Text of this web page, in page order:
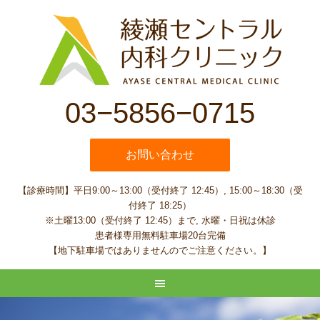
03−5856−0715
お問い合わせ
【診療時間】平日9:00～13:00（受付終了 12:45）, 15:00～18:30（受
付終了 18:25）
※土曜13:00（受付終了 12:45）まで, 水曜・日祝は休診
患者様専用無料駐車場20台完備
【地下駐車場ではありませんのでご注意ください。】